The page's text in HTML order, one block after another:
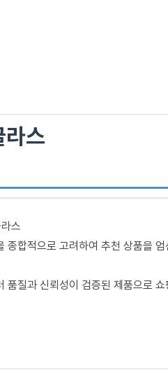
스
스
종합적으로 고려하여 추천 상품을 엄
품질과 신뢰성이 검증된 제품으로